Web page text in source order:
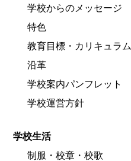
学校からのメッセージ
特色
教育目標・カリキュラム
沿革
学校案内パンフレット
学校運営方針
学校生活
制服・校章・校歌